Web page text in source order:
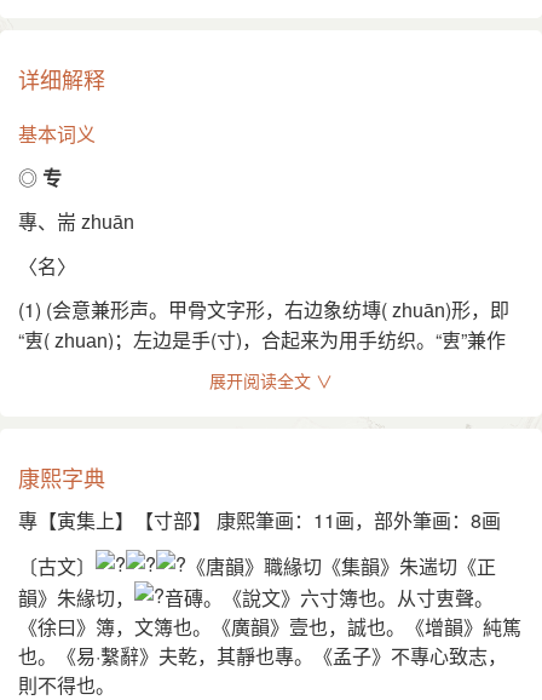
相关字词
English
monopolize, take sole possession
详细解释
基本词义
◎ 专
專、耑 zhuān
〈名〉
(1) (会意兼形声。甲骨文字形，右边象纺塼( zhuān)形，即
“叀( zhuan)；左边是手(寸)，合起来为用手纺织。“叀”兼作
原始的陶制纺锤。
(3) 专长 [speciality]。如：一专多能
(4) 中等专科学校(即只教授某一项或一些专门技术的学校)的
简称 [polytechnic school]。如：新城工专；美镇医专；兴隆
商专
展开阅读全文 ∨
康熙字典
專【寅集上】【寸部】 康熙筆画：11画，部外筆画：8画
〔古文〕
《唐韻》職緣切《集韻》朱遄切《正
韻》朱緣切，
音磚。《說文》六寸簿也。从寸叀聲。
《徐曰》簿，文簿也。《廣韻》壹也，誠也。《增韻》純篤
也。《易·繫辭》夫乾，其靜也專。《孟子》不專心致志，
則不得也。